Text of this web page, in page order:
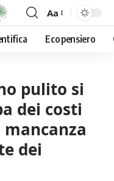
Font
Resizer
Aa
Eco pensiero
pulito si
dei costi
mancanza
dei